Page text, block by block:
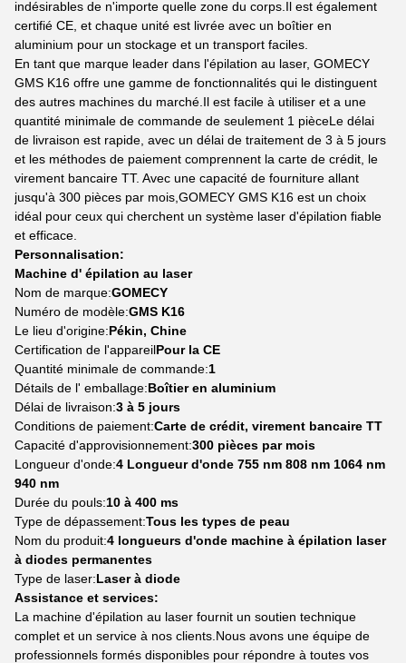
indésirables de n'importe quelle zone du corps.Il est également
certifié CE, et chaque unité est livrée avec un boîtier en
aluminium pour un stockage et un transport faciles.
En tant que marque leader dans l'épilation au laser, GOMECY
GMS K16 offre une gamme de fonctionnalités qui le distinguent
des autres machines du marché.Il est facile à utiliser et a une
quantité minimale de commande de seulement 1 pièceLe délai
de livraison est rapide, avec un délai de traitement de 3 à 5 jours
et les méthodes de paiement comprennent la carte de crédit, le
virement bancaire TT. Avec une capacité de fourniture allant
jusqu'à 300 pièces par mois,GOMECY GMS K16 est un choix
idéal pour ceux qui cherchent un système laser d'épilation fiable
et efficace.
Personnalisation:
Machine d' épilation au laser
Nom de marque:GOMECY
Numéro de modèle:GMS K16
Le lieu d'origine:Pékin, Chine
Certification de l'appareilPour la CE
Quantité minimale de commande:1
Détails de l' emballage:Boîtier en aluminium
Délai de livraison:3 à 5 jours
Conditions de paiement:Carte de crédit, virement bancaire TT
Capacité d'approvisionnement:300 pièces par mois
Longueur d'onde:4 Longueur d'onde 755 nm 808 nm 1064 nm
940 nm
Durée du pouls:10 à 400 ms
Type de dépassement:Tous les types de peau
Nom du produit:4 longueurs d'onde machine à épilation laser
à diodes permanentes
Type de laser:Laser à diode
Assistance et services:
La machine d'épilation au laser fournit un soutien technique
complet et un service à nos clients.Nous avons une équipe de
professionnels formés disponibles pour répondre à toutes vos